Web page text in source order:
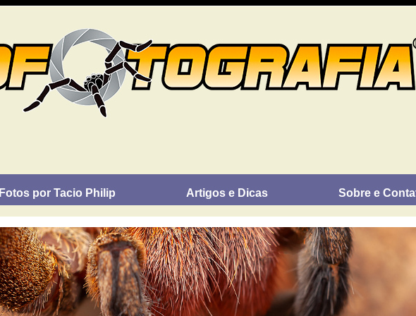
Fotos por Tacio Philip Artigos e Dicas Sobre e